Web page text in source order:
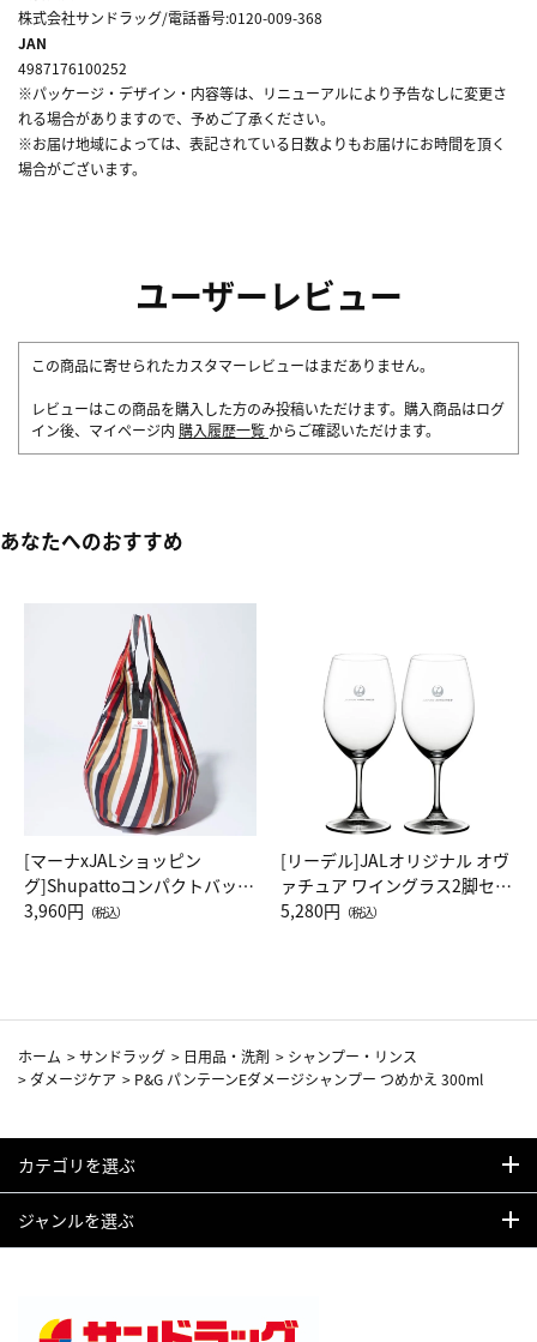
株式会社サンドラッグ/電話番号:0120-009-368
JAN
4987176100252
※パッケージ・デザイン・内容等は、リニューアルにより予告なしに変更さ
れる場合がありますので、予めご了承ください。
※お届け地域によっては、表記されている日数よりもお届けにお時間を頂く
場合がございます。
ユーザーレビュー
この商品に寄せられたカスタマーレビューはまだありません。
レビューはこの商品を購入した方のみ投稿いただけます。購入商品はログ
イン後、マイページ内 購入履歴一覧 からご確認いただけます。
あなたへのおすすめ
[マーナxJALショッピン
グ]Shupattoコンパクトバッグ
Drop JAL客室乗務員（LC）ス
3,960円 （税込）
[リーデル]JALオリジナル オヴ
ァチュア ワイングラス2脚セッ
ト（レッドワイン）
5,280円 （税込）
ホーム >サンドラッグ > 日用品・洗剤 > シャンプー・リンス
> ダメージケア > P&G パンテーンEダメージシャンプー つめかえ 300ml
カテゴリを選ぶ
ジャンルを選ぶ